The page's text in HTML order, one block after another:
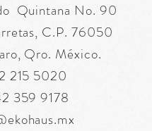
Quintana No. 90
C.P. 76050
Qro. México.
215 5020
359 9178